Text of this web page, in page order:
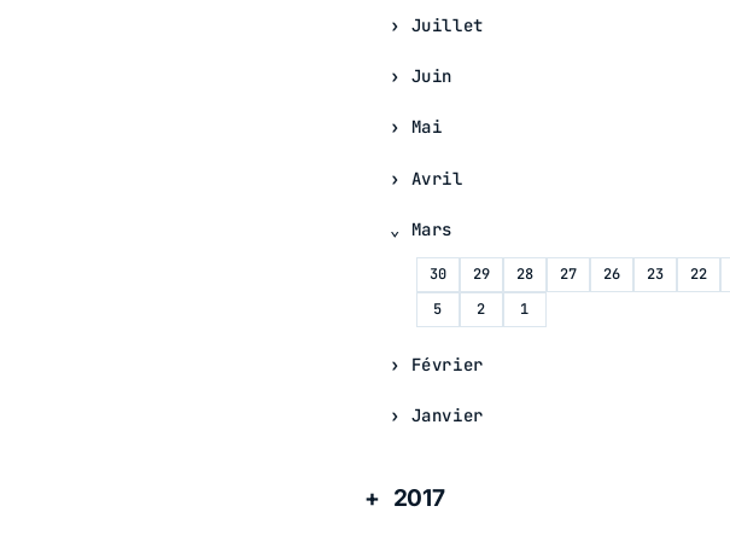
Juillet
Juin
Mai
Avril
Mars
30 29 28 27 26 23 22
5
2 1
Février
Janvier
2017